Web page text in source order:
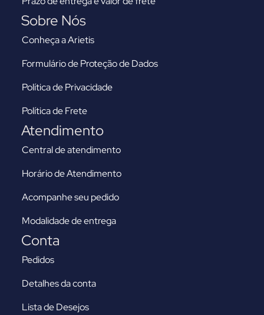
Sobre Nós
Conheça a Arietis
Formulário de Proteção de Dados
Política de Privacidade
Política de Frete
Atendimento
Central de atendimento
Horário de Atendimento
Acompanhe seu pedido
Modalidade de entrega
Conta
Pedidos
Detalhes da conta
Lista de Desejos